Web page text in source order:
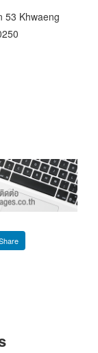
53 Khwaeng